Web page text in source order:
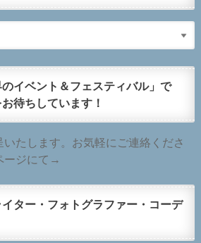
のイベント＆フェスティバル」で
待ちしています！
たします。お気軽にご連絡くださ
ージにて→
イター・フォトグラファー・コーデ